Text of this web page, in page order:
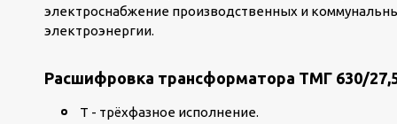
электроснабжение производственных и
электроэнергии.
Расшифровка трансформатора ТМГ 630/
Т - трёхфазное исполнение.